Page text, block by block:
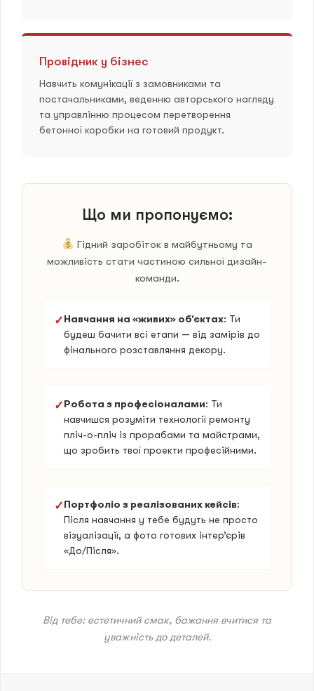
Провідник у бізнес
Навчить комунікації з замовниками та
постачальниками, веденню авторського нагляду
та управлінню процесом перетворення
бетонної коробки на готовий продукт.
Що ми пропонуємо:
Гідний заробіток в майбутньому та
можливість стати частиною сильної дизайн-
команди.
✓Навчання на «живих» об’єктах: Ти
будеш бачити всі етапи — від замірів до
фінального розставляння декору.
✓Робота з професіоналами: Ти
навчишся розуміти технології ремонту
пліч-о-пліч із прорабами та майстрами,
що зробить твої проекти професійними.
✓Портфоліо з реалізованих кейсів:
Після навчання у тебе будуть не просто
візуалізації, а фото готових інтер’єрів
«До/Після».
Від тебе: естетичний смак, бажання вчитися та
уважність до деталей.